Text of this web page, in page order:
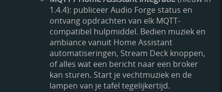
1.4.4): publiceer Audio Forge status en
ontvang opdrachten van elk MQTT-
compatibel hulpmiddel. Bedien muziek en
ambiance vanuit Home Assistant
automatiseringen, Stream Deck knoppen,
of alles wat een bericht naar een broker
kan sturen. Start je vechtmuziek en de
lampen van je tafel tegelijkertijd.